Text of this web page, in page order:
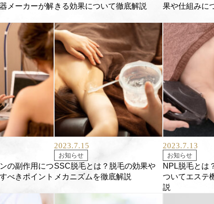
メーカーが解きる効果について徹底解説
果や仕組みに
の副作用につ
べきポイント
2023.7.15
お知らせ
SSC脱毛とは？脱毛の効果や
メカニズムを徹底解説
2023.7.13
お知らせ
NPL脱毛とは
ついてエステ
説